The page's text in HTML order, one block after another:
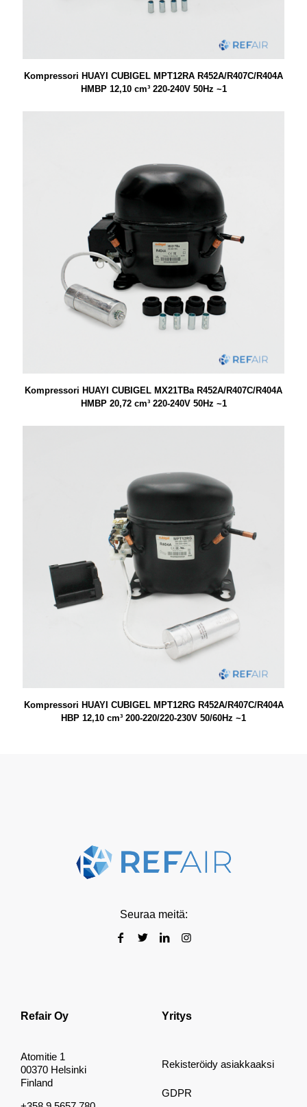
Kompressori HUAYI CUBIGEL MPT12RA R452A/R407C/R404A
HMBP 12,10 cm³ 220-240V 50Hz ~1
Kompressori HUAYI CUBIGEL MX21TBa R452A/R407C/R404A
HMBP 20,72 cm³ 220-240V 50Hz ~1
Kompressori HUAYI CUBIGEL MPT12RG R452A/R407C/R404A
HBP 12,10 cm³ 200-220/220-230V 50/60Hz ~1
Seuraa meitä:
Refair Oy
Atomitie 1
00370 Helsinki
Finland
Yritys
Rekisteröidy asiakkaaksi
GDPR